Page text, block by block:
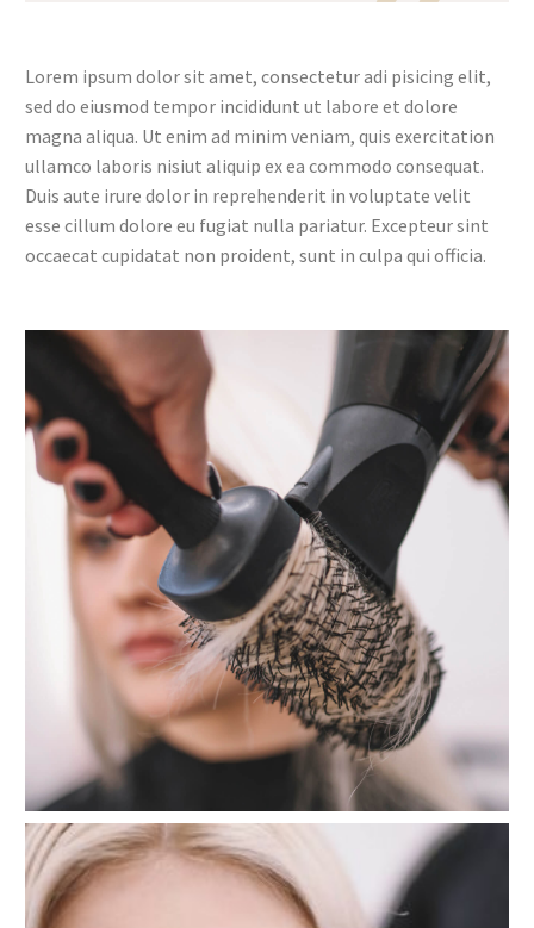
Lorem ipsum dolor sit amet, consectetur adi pisicing elit,
sed do eiusmod tempor incididunt ut labore et dolore
magna aliqua. Ut enim ad minim veniam, quis exercitation
ullamco laboris nisiut aliquip ex ea commodo consequat.
Duis aute irure dolor in reprehenderit in voluptate velit
esse cillum dolore eu fugiat nulla pariatur. Excepteur sint
occaecat cupidatat non proident, sunt in culpa qui officia.